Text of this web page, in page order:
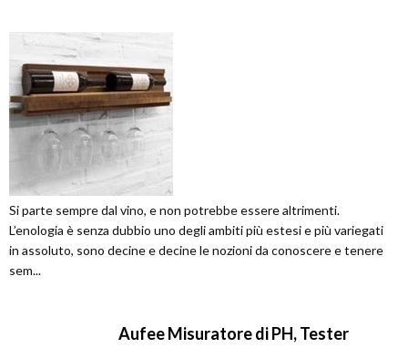
Si parte sempre dal vino, e non potrebbe essere altrimenti.
L’enologia è senza dubbio uno degli ambiti più estesi e più variegati
in assoluto, sono decine e decine le nozioni da conoscere e tenere
sem...
Aufee Misuratore di PH, Tester